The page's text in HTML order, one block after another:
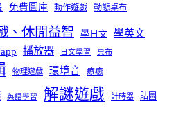
免費圖庫 動作遊戲 動態桌布
、休閒益智 學日文 學英文
播放器 日文學習 桌布
物理遊戲 環境音 療癒
英語學習 解謎遊戲 計時器
貼圖